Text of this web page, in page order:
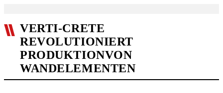
VERTI-CRETE
REVOLUTIONIERT
PRODUKTIONVON
WANDELEMENTEN